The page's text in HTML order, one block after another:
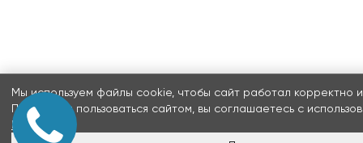
Мы используем файлы cookie, чтобы сайт работал корректно
Продолжая пользоваться сайтом, вы соглашаетесь с
Подробнее